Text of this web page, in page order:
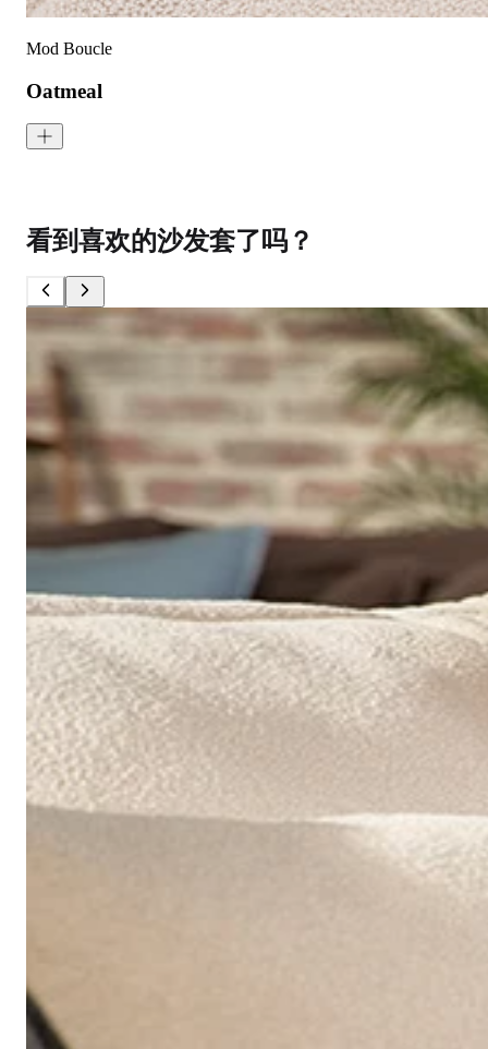
Mod Boucle
Oatmeal
<p>Oatmeal is a soft pearly beige that reminds us of a seashell
重量: 580 gsm
马丁代尔耐磨测试:通过 120,000 次摩擦测试 次数
保修:3 年
材质:圈圈布
技术:
已预缩水，可机洗 高色牢度，不易褪色 低起球面料，
护理指南:
液体泼洒时请轻轻吸干
请勿使用漂白剂
请勿滚筒烘干
阴凉处滴干
看到喜欢的沙发套了吗？